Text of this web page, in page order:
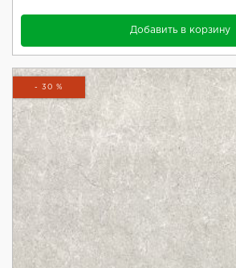
Добавить в корзину
- 30 %